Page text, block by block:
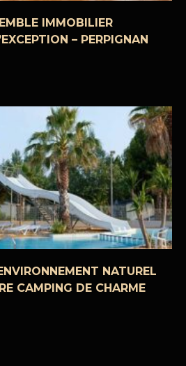
IMMOBILIER
– PERPIGNAN
NATUREL
CAMPING DE CHARME